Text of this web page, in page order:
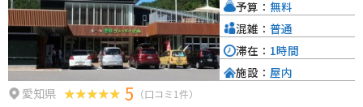
愛知県 5 （口コミ1件）
予算： 無料
混雑： 普通
滞在： 1時間
施設： 屋内